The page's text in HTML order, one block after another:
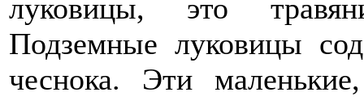
луковицы, это
Подземные луковицы
чеснока. Эти